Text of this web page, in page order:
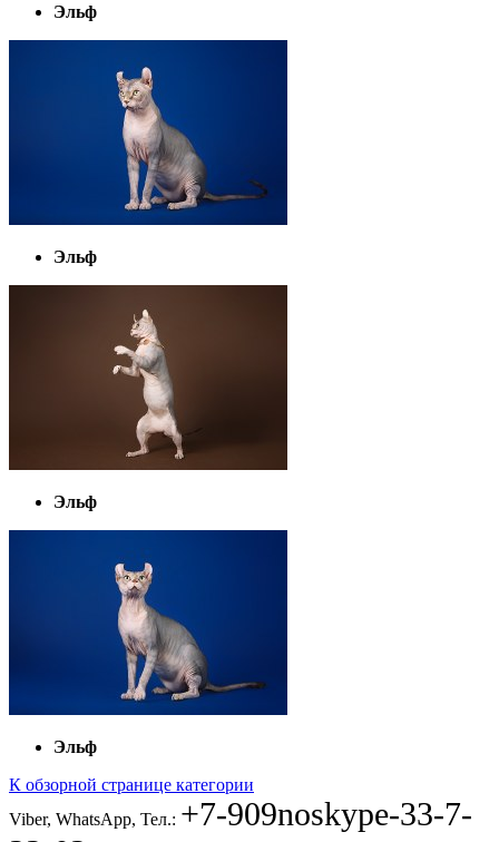
Эльф
Эльф
Эльф
Эльф
К обзорной странице категории
Viber, WhatsApp, Тел.: +7-909noskype-33-7-